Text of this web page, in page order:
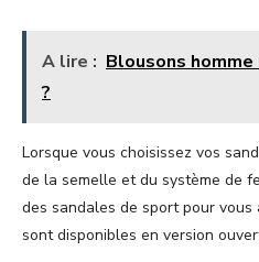
A lire : Blousons
?
Lorsque vous choisissez vos
de la semelle et du système de
des sandales de sport pour vous
sont disponibles en version